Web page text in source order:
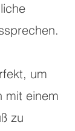
um
mit einem
zu